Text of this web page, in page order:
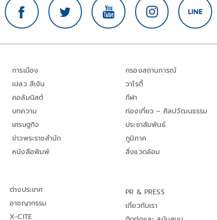
การเมือง
เปลว สีเงิน
คอลัมนิสต์
บทความ
เศรษฐกิจ
ข่าวพระราชสำนัก
หนังสือพิมพ์
กรองสถานการณ์
วาไรตี้
กีฬา
ท่องเที่ยว – ศิลปวัฒนธรรม
ประชาสัมพันธ์
ภูมิภาค
สิ่งแวดล้อม
ต่างประเทศ
อาชญากรรม
X-CITE
PR & PRESS
เกี่ยวกับเรา